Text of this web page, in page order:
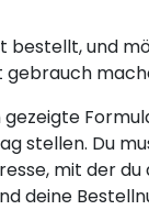
bestellt, und
gebrauch
stellen. Du
mit der du
deine